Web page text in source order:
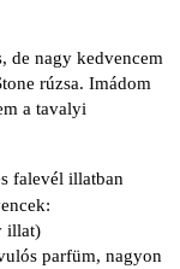
de nagy kedvencem
rúzsa. Imádom
a tavalyi
falevél illatban
illat)
parfüm, nagyon